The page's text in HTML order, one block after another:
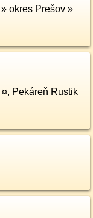
» okres Prešov »
¤, Pekáreň Rustik